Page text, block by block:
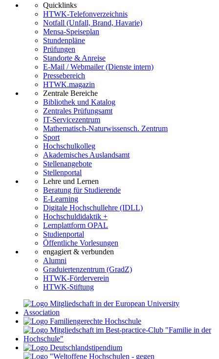
Quicklinks
HTWK-Telefonverzeichnis
Notfall (Unfall, Brand, Havarie)
Mensa-Speiseplan
Stundenpläne
Prüfungen
Standorte & Anreise
E-Mail / Webmailer (Dienste intern)
Pressebereich
HTWK.magazin
Zentrale Bereiche
Bibliothek und Katalog
Zentrales Prüfungsamt
IT-Servicezentrum
Mathematisch-Naturwissensch. Zentrum
Sport
Hochschulkolleg
Akademisches Auslandsamt
Stellenangebote
Stellenportal
Lehre und Lernen
Beratung für Studierende
E-Learning
Digitale Hochschullehre (IDLL)
Hochschuldidaktik +
Lernplattform OPAL
Studienportal
Öffentliche Vorlesungen
engagiert & verbunden
Alumni
Graduiertenzentrum (GradZ)
HTWK-Förderverein
HTWK-Stiftung